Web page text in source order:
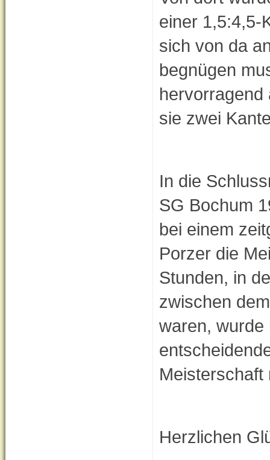
einer 1,5:4,5-
sich von da
begnügen
hervorragend
sie zwei
In die
SG Bochum
bei einem
Porzer die
Stunden, in
zwischen
waren, wurde
Meisterschaft
Herzlichen